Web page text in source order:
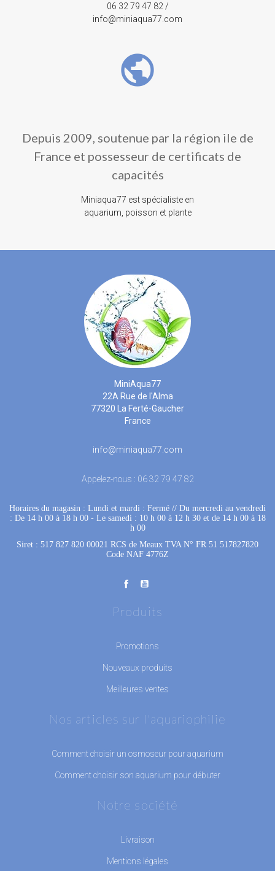
06 32 79 47 82 /
info@miniaqua77.com
public
Depuis 2009, soutenue par la région ile de
France et possesseur de certificats de
capacités
Miniaqua77 est spécialiste en
aquarium, poisson et plante
MiniAqua77
22A Rue de l'Alma
77320 La Ferté-Gaucher
France
info@miniaqua77.com
Appelez-nous : 06 32 79 47 82
Horaires du magasin : Lundi et mardi : Fermé // Du mercredi au vendredi
: De 14 h 00 à 18 h 00 - Le samedi : 10 h 00 à 12 h 30 et de 14 h 00 à 18
h 00
Siret : 517 827 820 00021 RCS de Meaux TVA N° FR 51 517827820
Code NAF 4776Z
Produits
Promotions
Nouveaux produits
Meilleures ventes
Nos articles sur l'aquariophilie
Comment choisir un osmoseur pour aquarium
Comment choisir son aquarium pour débuter
Notre société
Livraison
Mentions légales